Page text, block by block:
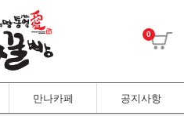
0
만나카페 공지사항